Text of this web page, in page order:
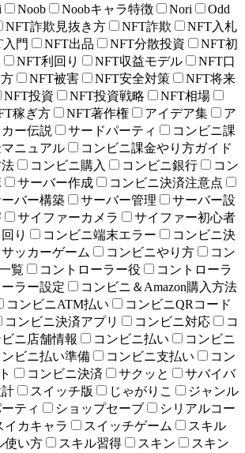
Noob Noobキャラ特徴 Nori
Odd
NFT詐欺見抜き方 NFT詐欺
NFT入札
門 NFT出品 NFT分散投資
NFT初
NFT利回り NFT収益モデル
NFT口
NFT被害 NFT安全対策
NFT将来
NFT投資 NFT投資戦略
NFT相場
稼ぎ方 NFT著作権 アイデア集
ア
ー伝説 サードパーティ
コンビニ課
ニュアル
コンビニ課金やり方ガイド
コンビニ購入 コンビニ銀行
コン
サーバー作成
コンビニ決済注意点
バー構築 サーバー管理
サーバー設
サイファーカメラ
サイファー初心者
り
コンビニ端末エラー
コンビニ決
サッカーゲーム コンビニやり方
コン
覧
コントローラー役
コントローラ
ラー設定
コンビニ＆Amazon購入方法
コンビニATM払い
コンビニQRコード
コンビニ決済アプリ コンビニ対応
コ
ニ店舗情報 コンビニ払い
コンビニ
ンビニ払い準備 コンビニ支払い
コン
コンビニ決済 サクッと
サバイバ
スイッチ版 じゃがりこ
ジャンル
ティ ショップセーブ
シリアルコー
イカキャラ スイッチゲーム
スキル
使い方 スキル習得 スキン
スキン